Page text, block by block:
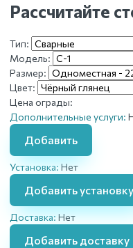
Рассчитайте
Тип:
Модель:
Размер:
Цвет:
Цена ограды:
Дополнительные услуги:
Добавить
Установка: Нет
Добавить установку
Доставка: Нет
Добавить доставку